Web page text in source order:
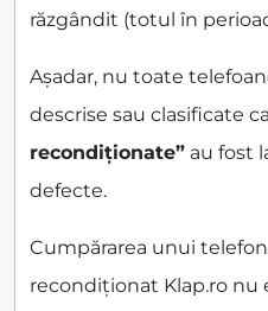
răzgândit (totul în
Așadar, nu toate
descrise sau clasificate ca
recondiționate” au fost
defecte.
Cumpărarea unui
recondiționat Klap.ro nu